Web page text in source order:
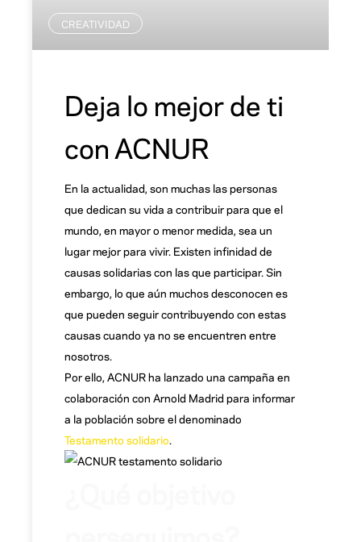
CREATIVIDAD
Deja lo mejor de ti
con ACNUR
En la actualidad, son muchas las personas
que dedican su vida a contribuir para que el
mundo, en mayor o menor medida, sea un
lugar mejor para vivir. Existen infinidad de
causas solidarias con las que participar. Sin
embargo, lo que aún muchos desconocen es
que pueden seguir contribuyendo con estas
causas cuando ya no se encuentren entre
nosotros.
Por ello, ACNUR ha lanzado una campaña en
colaboración con Arnold Madrid para informar
a la población sobre el denominado
Testamento solidario.